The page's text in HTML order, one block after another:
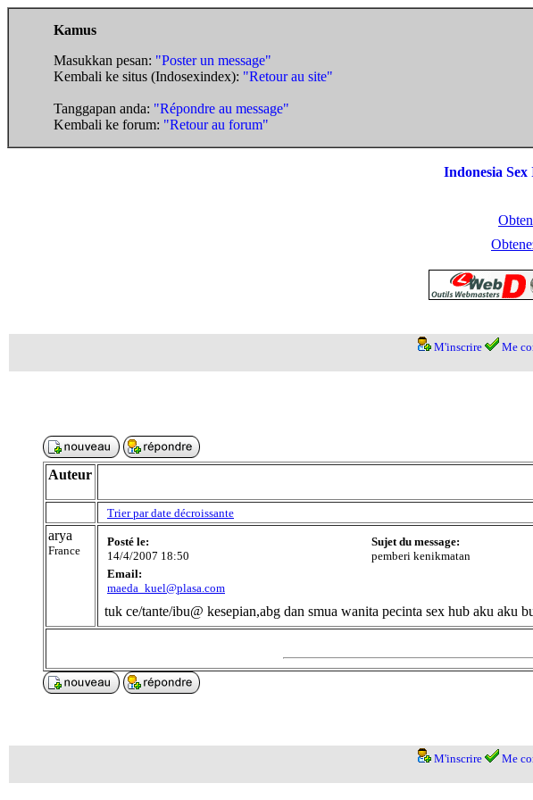
Kamus
Masukkan pesan: "Poster un message"
Kembali ke situs (Indosexindex): "Retour au site"
Tanggapan anda: "Répondre au message"
Kembali ke forum: "Retour au forum"
Indonesia
M'inscrire Me
Auteur
Trier par date décroissante
arya
France
Posté le:
14/4/2007 18:50
Sujet du message:
pemberi kenikmatan
Email:
maeda_kuel@plasa.com
tuk ce/tante/ibu@ kesepian,abg dan smua wanita pecinta sex hub aku aku
M'inscrire Me